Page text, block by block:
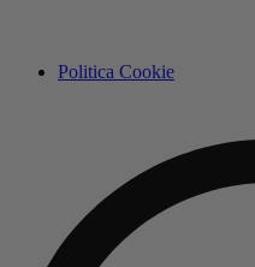
Politica Cookie